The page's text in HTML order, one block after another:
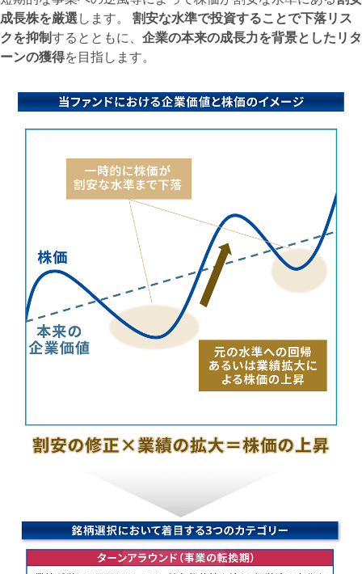
成長株を厳選します。
割安な水準で投資することで下落リス
クを抑制するとともに、 企業の本来の成長力を背景としたリタ
ーンの獲得を目指します。